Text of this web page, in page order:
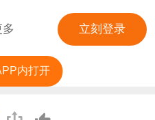
立刻登录
内打开